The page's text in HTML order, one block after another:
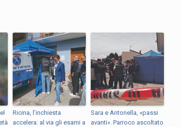
Ricina, l’inchiesta
accelera: al via gli esami a
Sara e Antonella, «passi
avanti». Parroco ascoltato